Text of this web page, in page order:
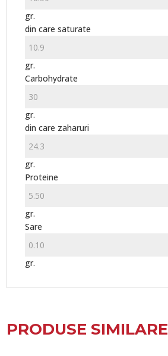
gr.
din care saturate
gr.
Carbohydrate
gr.
din care zaharuri
gr.
Proteine
gr.
Sare
gr.
PRODUSE SIMILARE